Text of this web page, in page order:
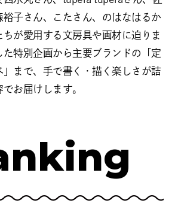
裕子さん、こたさん、のはなはるか
ちが愛用する文房具や画材に迫りま
た特別企画から主要ブランドの「定
」まで、手で書く・描く楽しさが詰
お届けします。